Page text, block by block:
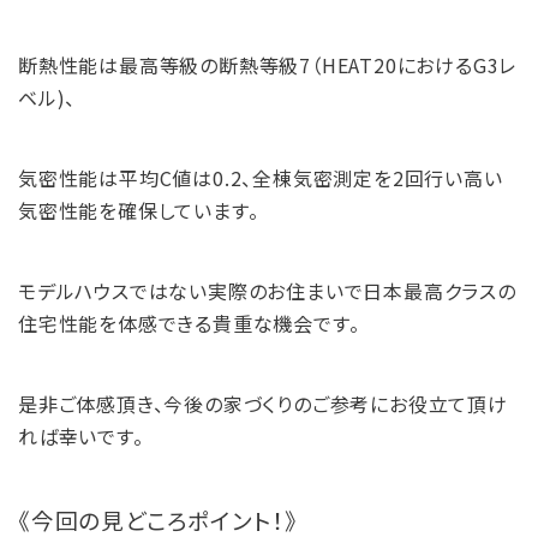
断熱性能は最高等級の断熱等級7（HEAT20におけるG3レ
ベル)、
気密性能は平均C値は0.2、全棟気密測定を2回行い高い
気密性能を確保しています。
モデルハウスではない実際のお住まいで日本最高クラスの
住宅性能を体感できる貴重な機会です。
是非ご体感頂き、今後の家づくりのご参考にお役立て頂け
れば幸いです。
《今回の見どころポイント！》